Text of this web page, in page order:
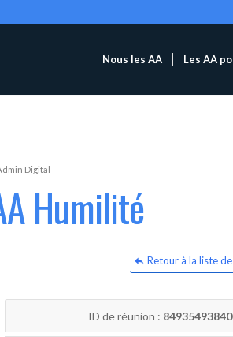
Nous les AA Les AA
Digital
Humilité
Retour à la liste
ID de réunion : 84935493840